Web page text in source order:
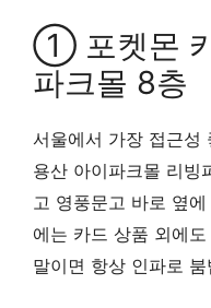
① 포켓몬
파크몰 8층
서울에서 가장 접근성
용산 아이파크몰 리빙
고 영풍문고 바로 옆
에는 카드 상품 외에
말이면 항상 인파로 붐